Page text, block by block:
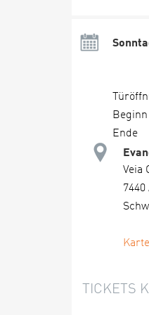
Beginn
Ende
Veia
TICKETS